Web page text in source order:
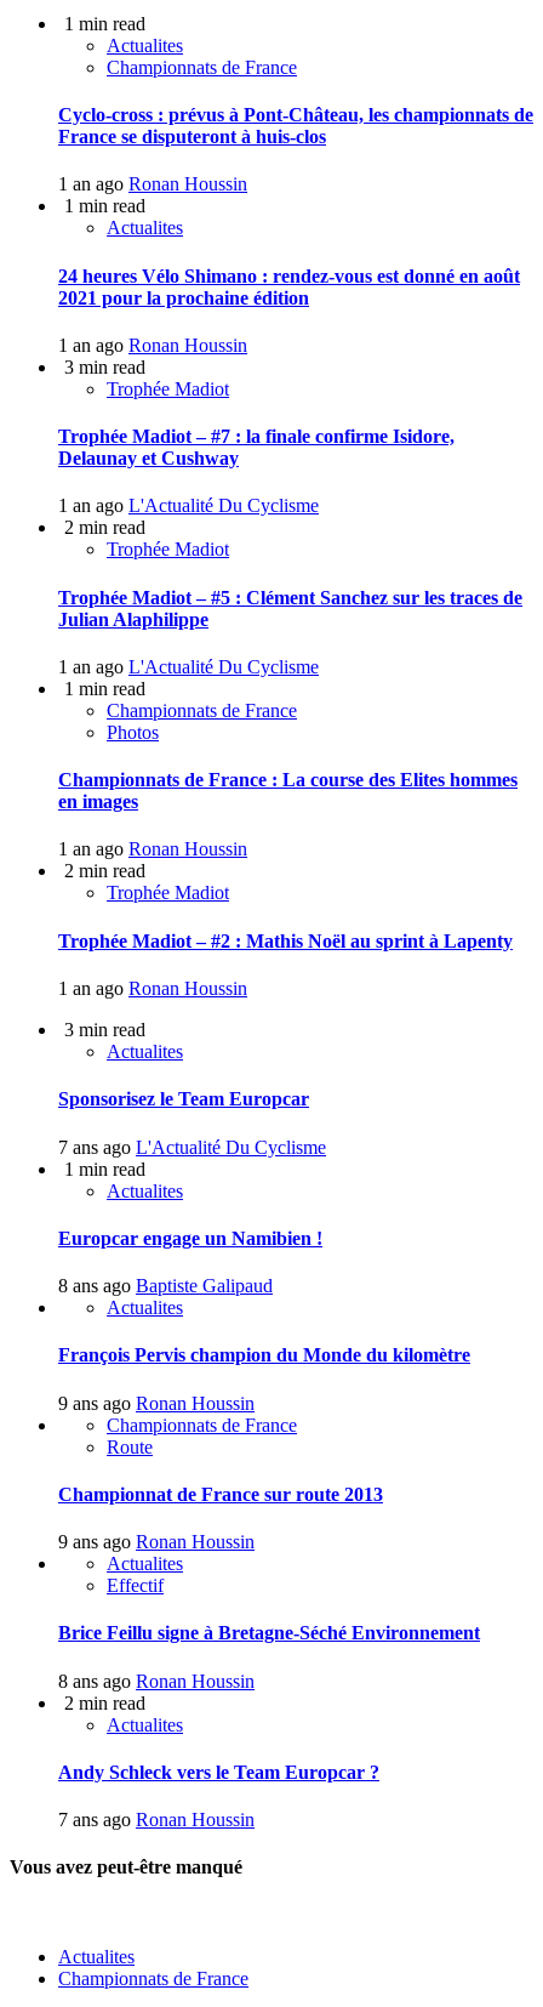
1 min read
Actualites
Championnats de France
Cyclo-cross : prévus à Pont-Château, les championnats de
France se disputeront à huis-clos
1 an ago Ronan Houssin
1 min read
Actualites
24 heures Vélo Shimano : rendez-vous est donné en août
2021 pour la prochaine édition
1 an ago Ronan Houssin
3 min read
Trophée Madiot
Trophée Madiot – #7 : la finale confirme Isidore,
Delaunay et Cushway
1 an ago L'Actualité Du Cyclisme
2 min read
Trophée Madiot
Trophée Madiot – #5 : Clément Sanchez sur les traces de
Julian Alaphilippe
1 an ago L'Actualité Du Cyclisme
1 min read
Championnats de France
Photos
Championnats de France : La course des Elites hommes
en images
1 an ago Ronan Houssin
2 min read
Trophée Madiot
Trophée Madiot – #2 : Mathis Noël au sprint à Lapenty
1 an ago Ronan Houssin
3 min read
Actualites
Sponsorisez le Team Europcar
7 ans ago L'Actualité Du Cyclisme
1 min read
Actualites
Europcar engage un Namibien !
8 ans ago Baptiste Galipaud
Actualites
François Pervis champion du Monde du kilomètre
9 ans ago Ronan Houssin
Championnats de France
Route
Championnat de France sur route 2013
9 ans ago Ronan Houssin
Actualites
Effectif
Brice Feillu signe à Bretagne-Séché Environnement
8 ans ago Ronan Houssin
2 min read
Actualites
Andy Schleck vers le Team Europcar ?
7 ans ago Ronan Houssin
Vous avez peut-être manqué
Actualites
Championnats de France